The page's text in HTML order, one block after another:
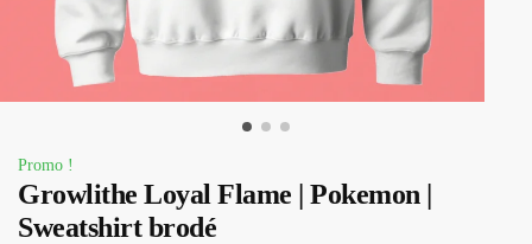
Promo !
Growlithe Loyal Flame | Pokemon |
Sweatshirt brodé